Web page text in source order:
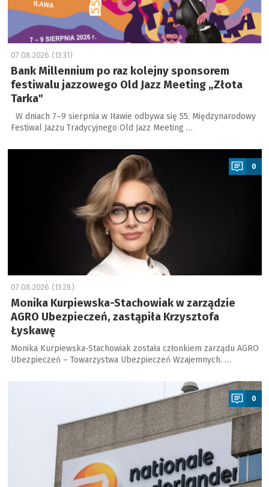
07.08.2026 (13:31)
Bank Millennium po raz kolejny sponsorem
festiwalu jazzowego Old Jazz Meeting „Złota
Tarka"
W dniach 7–9 sierpnia w Iławie odbywa się 55. Międzynarodowy
Festiwal Jazzu Tradycyjnego Old Jazz Meeting …
a
0
07.08.2026 (13:28)
Monika Kurpiewska-Stachowiak w zarządzie
AGRO Ubezpieczeń, zastąpiła Krzysztofa
Łyskawę
Monika Kurpiewska-Stachowiak została członkiem zarządu AGRO
Ubezpieczeń – Towarzystwa Ubezpieczeń Wzajemnych. …
0